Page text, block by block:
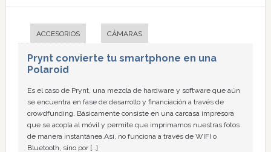
ACCESORIOS CÁMARAS
Prynt convierte tu smartphone en una
Polaroid
Es el caso de Prynt, una mezcla de hardware y software que aún
se encuentra en fase de desarrollo y financiación a través de
crowdfunding. Básicamente consiste en una carcasa impresora
que se acopla al móvil y permite que imprimamos nuestras fotos
de manera instantánea.Así, no funciona a través de WIFI o
Bluetooth, sino por […]